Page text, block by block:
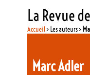
La Revue
Accueil> Les auteurs >
Marc Adler